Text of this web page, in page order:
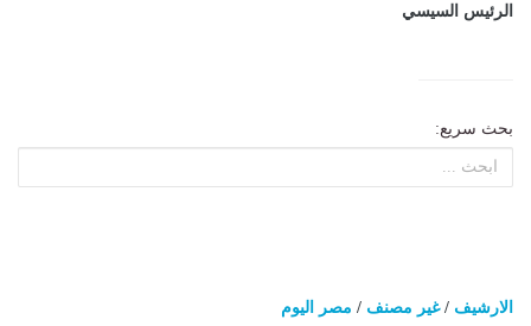
الرئيس السيسي
بحث سريع:
الارشيف /غير مصنف / مصر اليوم